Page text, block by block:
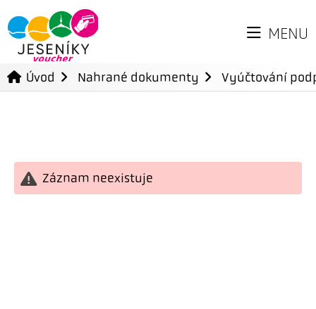
MENU
Úvod Nahrané dokumenty Vyúčtování
Záznam neexistuje